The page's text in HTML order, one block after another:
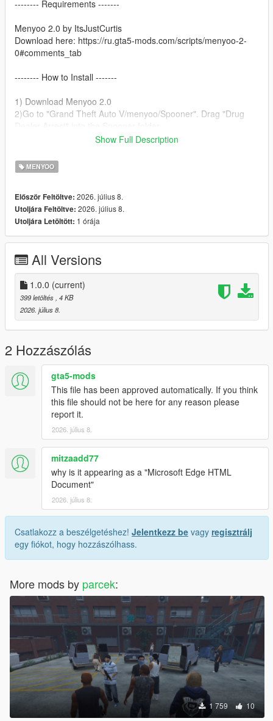
-------- Requirements -------
Menyoo 2.0 by ItsJustCurtis
Download here: https://ru.gta5-mods.com/scripts/menyoo-2-
0#comments_tab
-------- How to Install -------
1) Download Menyoo 2.0
2)Go to "Grand Theft Auto V/menyoo/Spooner". Drag "Drug
5)Select Manage Saved Files.
6)Load Drug Dealer Arrest.xml.
Show Full Description
MENYOO
Először Feltöltve: 2026. július 8.
Utoljára Feltöltve: 2026. július 8.
Utoljára Letöltött: 1 órája
All Versions
1.0.0 (current)
399 letöltés , 4 KB
2026. július 8.
2 Hozzászólás
gta5-mods
This file has been approved automatically. If you think
this file should not be here for any reason please
report it.
2026. július 8.
mitzaadd77
why is it appearing as a "Microsoft Edge HTML
Document"
2026. július 8.
Csatlakozz a beszélgetéshez! Jelentkezz be vagy regisztrálj
egy fiókot, hogy hozzászólhass.
More mods by parcek:
1 759 10